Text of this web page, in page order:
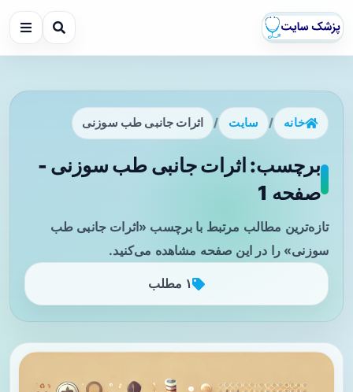
خانه / سایت / اثرات جانبی طب سوزنی
برچسب: اثرات جانبی طب سوزنی -
صفحه 1
تازه‌ترین مطالب مرتبط با برچسب «اثرات جانبی طب
سوزنی» را در این صفحه مشاهده می‌کنید.
۱ مطلب